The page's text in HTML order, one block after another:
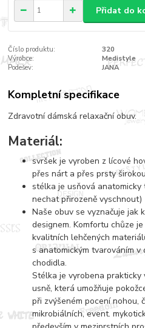
Přidat do
Číslo produktu:
320
Výrobce:
Medistyle
Podešev:
JANA
Kompletní specifikace
Zdravotní dámská relaxační obuv.
Materiál:
svršek je vyroben z lícové
přes nárt a přes prsty
stélka je usňová
nechat přirozeně vyschnout)
Naše obuv se vyznačuje jak
designem. Komfortu chůze
kvalitních lehčených
s anatomickým tvarováním
chodidla.
Stélka je vyrobena prakticky
usně, která umožňuje
při zvýšeném pocení nohou,
mikrobiálních, event.